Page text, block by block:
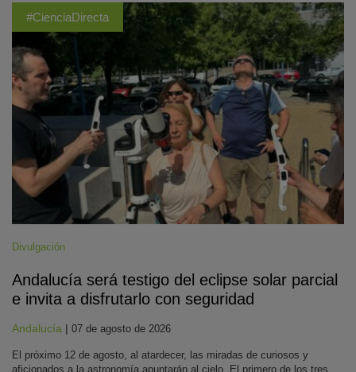
#CienciaDirecta
Divulgación
Andalucía será testigo del eclipse solar parcial
e invita a disfrutarlo con seguridad
Andalucía | 07 de agosto de 2026
El próximo 12 de agosto, al atardecer, las miradas de curiosos y
aficionados a la astronomía apuntarán al cielo. El primero de los tres